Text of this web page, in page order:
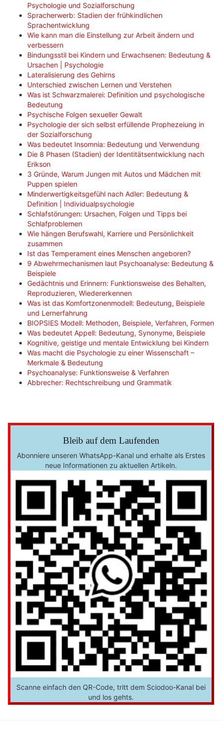
Psychologie und Sozialforschung
Spracherwerb: Stadien der frühkindlichen
Sprachentwicklung
Wie kann man die Einstellung zur Arbeit ändern und
verbessern
Bindungsstil bei Kindern und Erwachsenen: Bedeutung &
Ursachen | Psychologie
Lateralisierung des Gehirns
Unterschied zwischen Lernen und Verstehen
Was ist Schwarzmalerei: Definition und psychologische
Bedeutung
Psychische Folgen sexueller Gewalt
Psychologie der sich selbst erfüllende Prophezeiung in
der Sozialforschung
Was bedeutet Insomnia: Bedeutung und Verwendung
Die 8 Phasen (Stadien) der Identitätsentwicklung nach
Erikson
3 Gründe, Warum Jungen mit Autos und Mädchen mit
Puppen spielen
Minderwertigkeitsgefühl nach Adler: Bedeutung &
Definition | Individualpsychologie
Schlafstörungen: Ursachen, Folgen und Tipps bei
Schlafproblemen
Wie hängen Berufswahl, Karriere und Persönlichkeit
zusammen
Ist das Temperament eines Menschen angeboren?
9 Abwehrmechanismen laut Psychoanalyse: Bedeutung &
Beispiele
Gedächtnis und Erinnern: Funktionsweise des Behalten,
Reproduzieren, Wiedererkennen
Was ist das Komfortzonenmodell: Bedeutung, Beispiele
und Lernerfahrung
BIOPSIES Modell: Methoden, Beispiele, Verfahren, Formen
Was bedeutet Appell: Bedeutung, Synonyme, Beispiele
Kognitive, geistige und mentale Entwicklung bei Kindern
Was macht die Psychologie zu einer Wissenschaft –
Merkmale & Bedeutung
Psychoanalyse: Funktionsweise & Verfahren
Abbrecher: Rechtschreibung und Grammatik
Bleib auf dem Laufenden
Abonniere unseren WhatsApp-Kanal und erhalte als Erstes
neue Informationen zu aktuellen Artikeln.
Scanne einfach den QR-Code, tritt dem Sciodoo-Kanal bei
und los gehts.